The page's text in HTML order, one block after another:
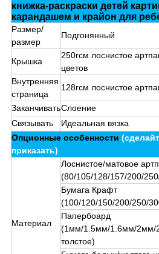
книжка-раскраски детей
карандашем и крайон для
Размер/
размер
Подгонянный
Крышка
250гсм лоснистое
цветов
Внутренняя
страница
128гсм лоснистое
ЗаканчиватьСлоение
Связывать
Идеальная вязка
Опционные особенности
приказать)
Материал
Лоснистое/матовое
(80/105/128/157/200/
Бумага Крафт
(100/120/150/200/250/
Папербоард
(1мм/1.5мм/1.6мм/
толстое)